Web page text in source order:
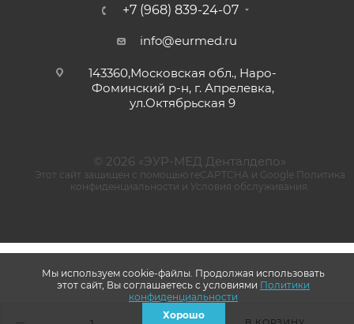
+7 (968) 839-24-07
info@eurmed.ru
143360,Московская обл., Наро-
Фоминский р-н, г. Апрелевка,
ул.Октябрьская 9
© 2026 «ЭУР-МЕД Денталдепо»
Этот сайт защищен с помощью reCAPTCHA и Google Политика
конфиденциальности и Условия обслуживания
Мы используем cookie-файлы. Продолжая использовать
этот сайт, Вы соглашаетесь с условиями Политики
конфиденциальности
Хорошо